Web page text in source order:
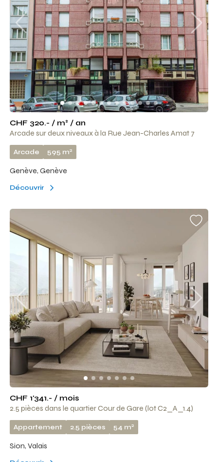
CHF 320.- / m² / an
Arcade sur deux niveaux à la Rue Jean-Charles Amat 7
Arcade 595 m2
Genève, Genève
Découvrir
CHF 1'341.- / mois
2.5 pièces dans le quartier Cour de Gare (lot C2_A_1.4)
Appartement 2.5 pièces 54 m2
Sion, Valais